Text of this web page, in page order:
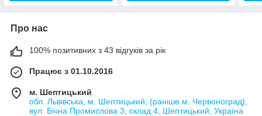
Про нас
100% позитивних з 43 відгуків за рік
Працює з 01.10.2016
м. Шептицький
обл. Львівська, м. Шептицький, (раніше м. Червоноград),
вул. Бічна Промислова 3, склад 4, Шептицький, Україна